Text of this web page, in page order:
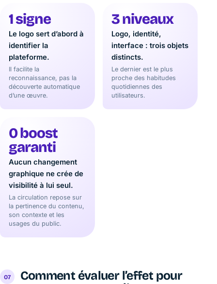
1 signe
Le logo sert d’abord à
identifier la
plateforme.
Il facilite la
reconnaissance, pas la
découverte automatique
d’une œuvre.
3 niveaux
Logo, identité,
interface : trois objets
distincts.
Le dernier est le plus
proche des habitudes
quotidiennes des
utilisateurs.
0 boost
garanti
Aucun changement
graphique ne crée de
visibilité à lui seul.
La circulation repose sur
la pertinence du contenu,
son contexte et les
usages du public.
Comment évaluer l’effet pour